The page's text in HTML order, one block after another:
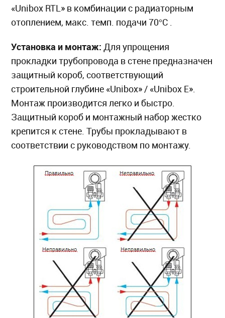
«Unibox RTL» в комбинации с радиаторным
отоплением, макс. темп. подачи 70°C .
Установка и монтаж: Для упрощения
прокладки трубопровода в стене предназначен
защитный короб, соответствующий
строительной глубине «Unibox» / «Unibox E».
Монтаж производится легко и быстро.
Защитный короб и монтажный набор жестко
крепится к стене. Трубы прокладывают в
соответствии с руководством по монтажу.